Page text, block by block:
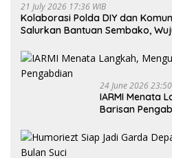
21 July 2026 17:36 WIB
Kolaborasi Polda DIY dan
Salurkan Bantuan Sembako,
24 June 2026
IARMI Menata
Barisan